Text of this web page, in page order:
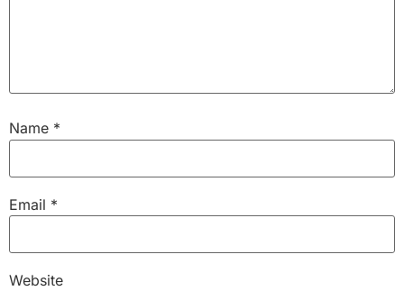
Name *
Email *
Website